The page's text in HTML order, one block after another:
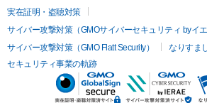
実在証明・盗聴対策
サイバー攻撃対策（GMOサイバーセキュリティ byイエ
サイバー攻撃対策（GMO Flatt Security）
なりすま
セキュリティ事業の軌跡